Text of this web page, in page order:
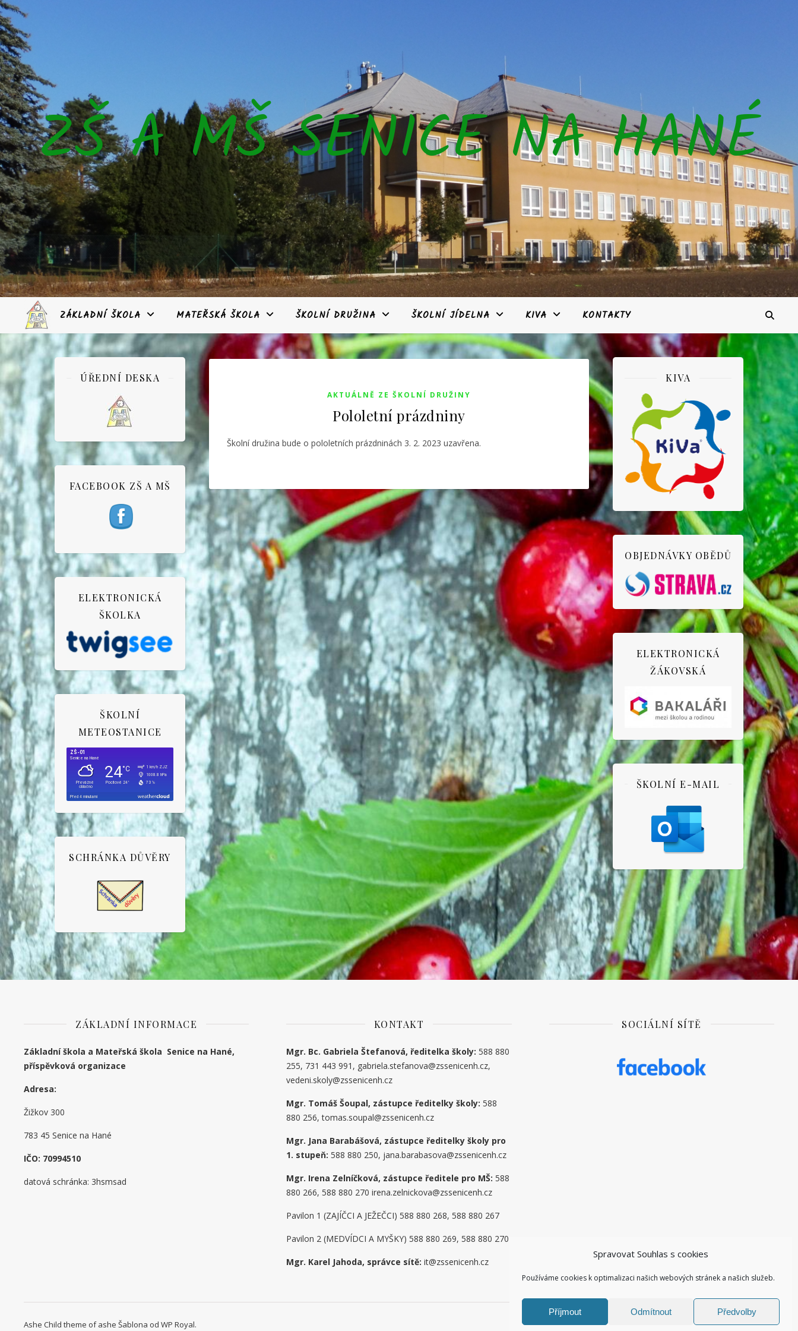
Spravovat Souhlas s cookies
Používáme cookies k optimalizaci našich webových stránek a našich služeb.
Příjmout Odmítnout Předvolby
ZŠ A MŠ SENICE NA HANÉ
ZÁKLADNÍ ŠKOLA MATEŘSKÁ ŠKOLA ŠKOLNÍ DRUŽINA ŠKOLNÍ JÍDELNA KIVA KONTAKTY
ÚŘEDNÍ DESKA
FACEBOOK ZŠ A MŠ
ELEKTRONICKÁ
ŠKOLKA
ŠKOLNÍ
METEOSTANICE
SCHRÁNKA DŮVĚRY
AKTUÁLNĚ ZE ŠKOLNÍ DRUŽINY
Pololetní prázdniny
Školní družina bude o pololetních prázdninách 3. 2. 2023 uzavřena.
KIVA
OBJEDNÁVKY OBĚDŮ
ELEKTRONICKÁ
ŽÁKOVSKÁ
ŠKOLNÍ E-MAIL
ZÁKLADNÍ INFORMACE
Základní škola a Mateřská škola Senice na Hané,
příspěvková organizace
Adresa:
Žižkov 300
783 45 Senice na Hané
IČO: 70994510
datová schránka: 3hsmsad
KONTAKT
Mgr. Bc. Gabriela Štefanová, ředitelka školy: 588 880
255, 731 443 991, gabriela.stefanova@zssenicenh.cz,
vedeni.skoly@zssenicenh.cz
Mgr. Tomáš Šoupal, zástupce ředitelky školy: 588
880 256, tomas.soupal@zssenicenh.cz
Mgr. Jana Barabášová, zástupce ředitelky školy pro
1. stupeň: 588 880 250, jana.barabasova@zssenicenh.cz
Mgr. Irena Zelníčková, zástupce ředitele pro MŠ:588
880 266, 588 880 270 irena.zelnickova@zssenicenh.cz
Pavilon 1 (ZAJÍČCI A JEŽEČCI) 588 880 268, 588 880 267
Pavilon 2 (MEDVÍDCI A MYŠKY) 588 880 269, 588 880 270
Mgr. Karel Jahoda, správce sítě: it@zssenicenh.cz
SOCIÁLNÍ SÍTĚ
Facebook ZŠ I Kontakty I
Ashe Child theme of ashe Šablona od WP Royal.